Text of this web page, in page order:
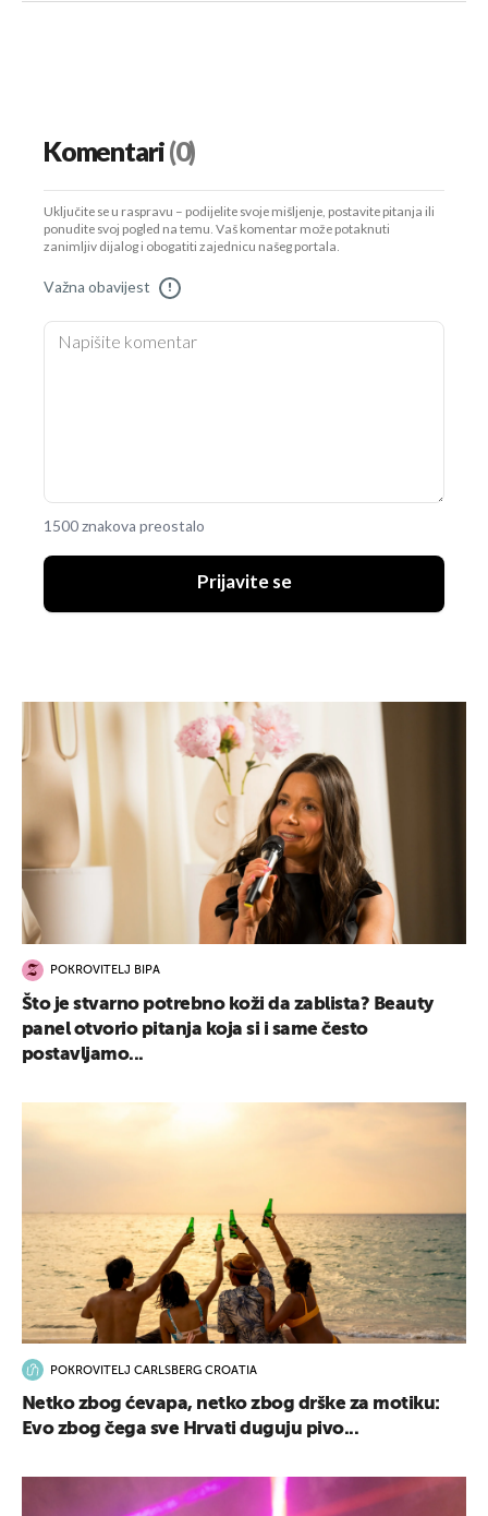
Komentari(0)
Uključite se u raspravu – podijelite svoje mišljenje, postavite pitanja ili
ponudite svoj pogled na temu. Vaš komentar može potaknuti
zanimljiv dijalog i obogatiti zajednicu našeg portala.
Važna obavijest !
1500 znakova preostalo
Prijavite se
POKROVITELJ BIPA
Što je stvarno potrebno koži da zablista? Beauty
panel otvorio pitanja koja si i same često
postavljamo...
POKROVITELJ CARLSBERG CROATIA
Netko zbog ćevapa, netko zbog drške za motiku:
Evo zbog čega sve Hrvati duguju pivo...